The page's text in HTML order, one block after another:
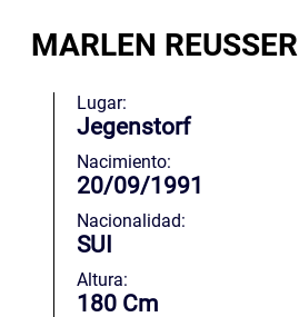
MARLEN REUSSER
Lugar:
Jegenstorf
Nacimiento:
20/09/1991
Nacionalidad:
SUI
Altura:
180 Cm